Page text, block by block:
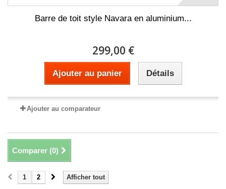
Barre de toit style Navara en aluminium...
299,00 €
Ajouter au panier Détails
Ajouter au comparateur
Comparer (0)
Afficher tout
1 2